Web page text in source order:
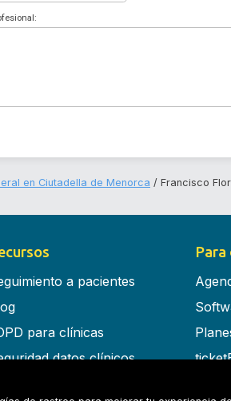
en Ciutadella de Menorca Francisco
a pacientes
para clínicas
datos clínicos
Para